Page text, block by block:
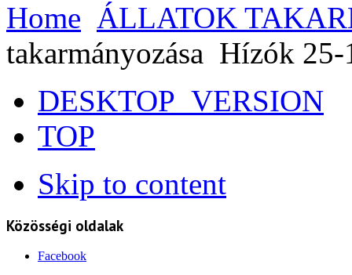
Home ÁLLATOK
takarmányozása Hízók
DESKTOP_VERSION
TOP
Skip to content
Közösségi oldalak
Facebook